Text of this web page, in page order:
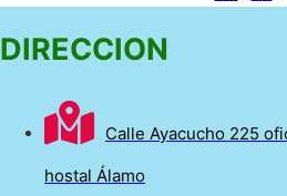
DIRECCION
Calle Ayacucho 225
hostal Álamo